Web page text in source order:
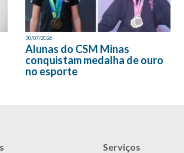
30/07/2026
Alunas do CSM Minas
conquistam medalha de ouro
no esporte
Serviços